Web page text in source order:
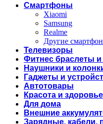
Смартфоны
Xiaomi
Samsung
Realme
Другие
Телевизоры
Фитнес браслеты
Наушники и
Гаджеты и
Автотовары
Красота и здоровье
Для дома
Внешние
Зарядные, кабели,